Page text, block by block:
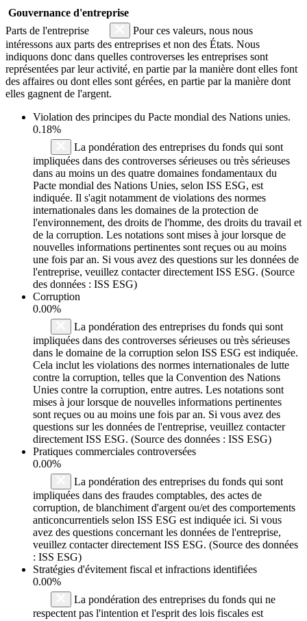
Gouvernance d'entreprise
Parts de l'entreprise
Pour ces valeurs, nous nous
intéressons aux parts des entreprises et non des États. Nous
indiquons donc dans quelles controverses les entreprises sont
représentées par leur activité, en partie par la manière dont elles font
des affaires ou dont elles sont gérées, en partie par la manière dont
elles gagnent de l'argent.
Violation des principes du Pacte mondial des Nations unies.
0.18%
La pondération des entreprises du fonds qui sont
impliquées dans des controverses sérieuses ou très sérieuses
dans au moins un des quatre domaines fondamentaux du
Pacte mondial des Nations Unies, selon ISS ESG, est
indiquée. Il s'agit notamment de violations des normes
internationales dans les domaines de la protection de
l'environnement, des droits de l'homme, des droits du travail et
de la corruption. Les notations sont mises à jour lorsque de
nouvelles informations pertinentes sont reçues ou au moins
une fois par an. Si vous avez des questions sur les données de
l'entreprise, veuillez contacter directement ISS ESG. (Source
des données : ISS ESG)
Corruption
0.00%
La pondération des entreprises du fonds qui sont
impliquées dans des controverses sérieuses ou très sérieuses
dans le domaine de la corruption selon ISS ESG est indiquée.
Cela inclut les violations des normes internationales de lutte
contre la corruption, telles que la Convention des Nations
Unies contre la corruption, entre autres. Les notations sont
mises à jour lorsque de nouvelles informations pertinentes
sont reçues ou au moins une fois par an. Si vous avez des
questions sur les données de l'entreprise, veuillez contacter
directement ISS ESG. (Source des données : ISS ESG)
Pratiques commerciales controversées
0.00%
La pondération des entreprises du fonds qui sont
impliquées dans des fraudes comptables, des actes de
corruption, de blanchiment d'argent ou/et des comportements
anticoncurrentiels selon ISS ESG est indiquée ici. Si vous
avez des questions concernant les données de l'entreprise,
veuillez contacter directement ISS ESG. (Source des données
: ISS ESG)
Stratégies d'évitement fiscal et infractions identifiées
0.00%
La pondération des entreprises du fonds qui ne
respectent pas l'intention et l'esprit des lois fiscales est